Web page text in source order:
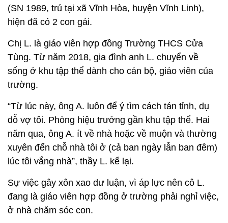
(SN 1989, trú tại xã Vĩnh Hòa, huyện Vĩnh Linh),
hiện đã có 2 con gái.
Chị L. là giáo viên hợp đồng Trường THCS Cửa
Tùng. Từ năm 2018, gia đình anh L. chuyển về
sống ở khu tập thể dành cho cán bộ, giáo viên của
trường.
“Từ lúc này, ông A. luôn để ý tìm cách tán tỉnh, dụ
dỗ vợ tôi. Phòng hiệu trưởng gần khu tập thể. Hai
năm qua, ông A. ít về nhà hoặc về muộn và thường
xuyên đến chỗ nhà tôi ở (cả ban ngày lẫn ban đêm)
lúc tôi vắng nhà”, thầy L. kể lại.
Sự việc gây xôn xao dư luận, vì áp lực nên cô L.
đang là giáo viên hợp đồng ở trường phải nghỉ việc,
ở nhà chăm sóc con.